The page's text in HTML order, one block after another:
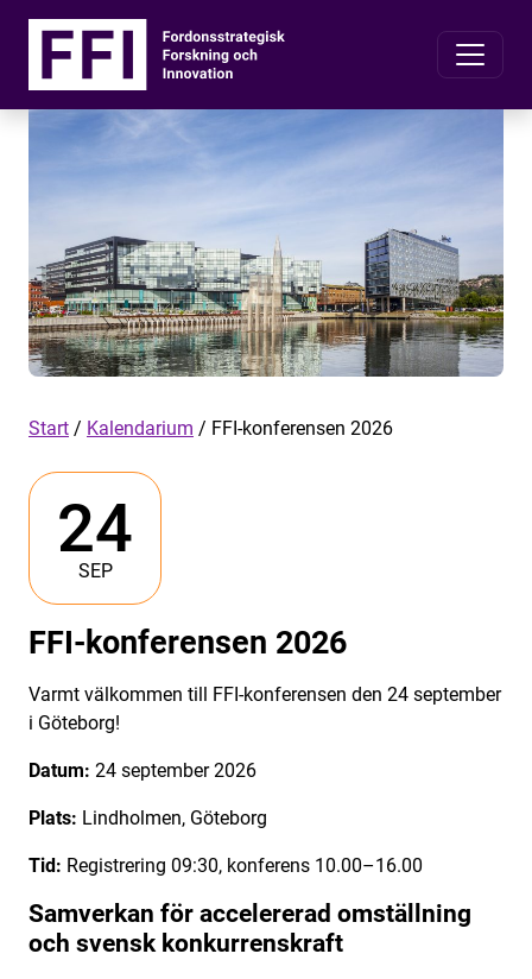
Start / Kalendarium / FFI-konferensen 2026
24
SEP
FFI-konferensen 2026
Varmt välkommen till FFI-konferensen den 24 september
i Göteborg!
Datum: 24 september 2026
Plats: Lindholmen, Göteborg
Tid: Registrering 09:30, konferens 10.00–16.00
Samverkan för accelererad omställning
och svensk konkurrenskraft